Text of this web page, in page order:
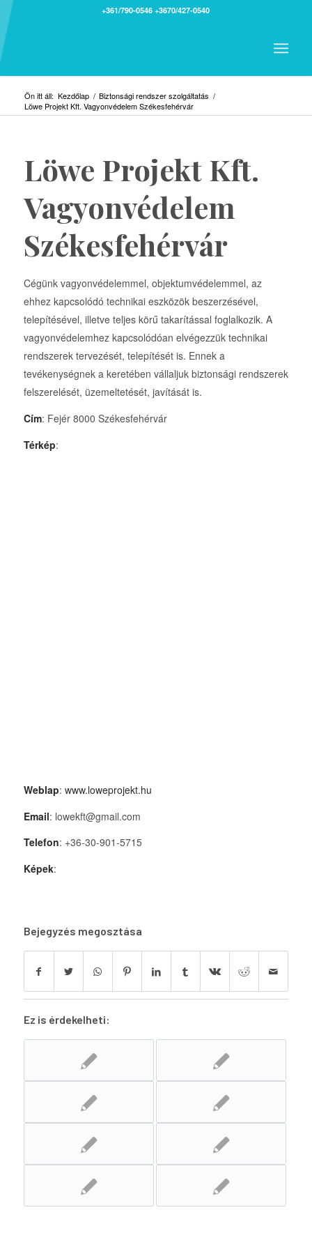
+361/790-0546 +3670/427-0540
Ön itt áll: Kezdőlap / Biztonsági rendszer szolgáltatás /
Löwe Projekt Kft. Vagyonvédelem Székesfehérvár
Löwe Projekt Kft.
Vagyonvédelem
Székesfehérvár
Cégünk vagyonvédelemmel, objektumvédelemmel, az
ehhez kapcsolódó technikai eszközök beszerzésével,
telepítésével, illetve teljes körű takarítással foglalkozik. A
vagyonvédelemhez kapcsolódóan elvégezzük technikai
rendszerek tervezését, telepítését is. Ennek a
tevékenységnek a keretében vállaljuk biztonsági rendszerek
felszerelését, üzemeltetését, javítását is.
Cím: Fejér 8000 Székesfehérvár
Térkép:
Weblap: www.loweprojekt.hu
Email: lowekft@gmail.com
Telefon: +36-30-901-5715
Képek:
Bejegyzés megosztása
Ez is érdekelheti: